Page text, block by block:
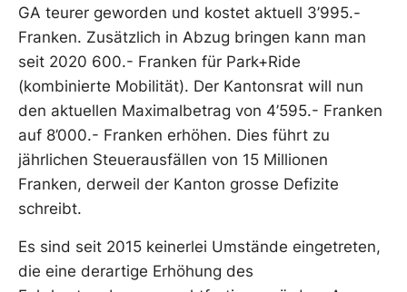
GA teurer geworden und kostet aktuell 3’995.-
Franken. Zusätzlich in Abzug bringen kann man
seit 2020 600.- Franken für Park+Ride
(kombinierte Mobilität). Der Kantonsrat will nun
den aktuellen Maximalbetrag von 4’595.- Franken
auf 8’000.- Franken erhöhen. Dies führt zu
jährlichen Steuerausfällen von 15 Millionen
Franken, derweil der Kanton grosse Defizite
schreibt.
Es sind seit 2015 keinerlei Umstände eingetreten,
die eine derartige Erhöhung des